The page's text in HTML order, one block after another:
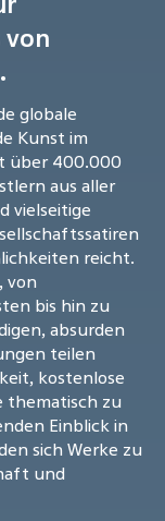
von
globale
Kunst im
über 400.000
aus aller
vielseitige
reicht.
von
bis hin zu
absurden
teilen
kostenlose
thematisch zu
Einblick in
sich Werke zu
und